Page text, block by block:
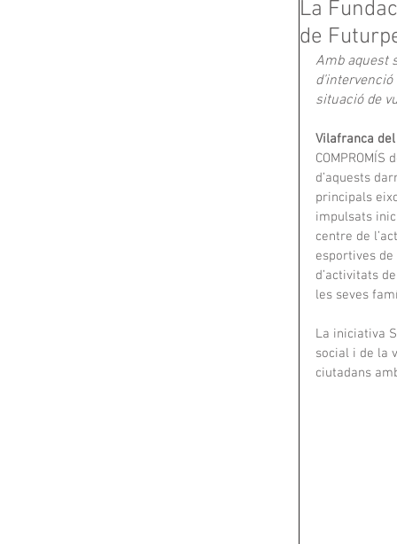
La
de
Amb aquest
situació de
Vilafranca
d’aquests
principals
impulsats
centre de
esportives
d’activitats
les seves
La iniciativa
social i de la
ciutadans